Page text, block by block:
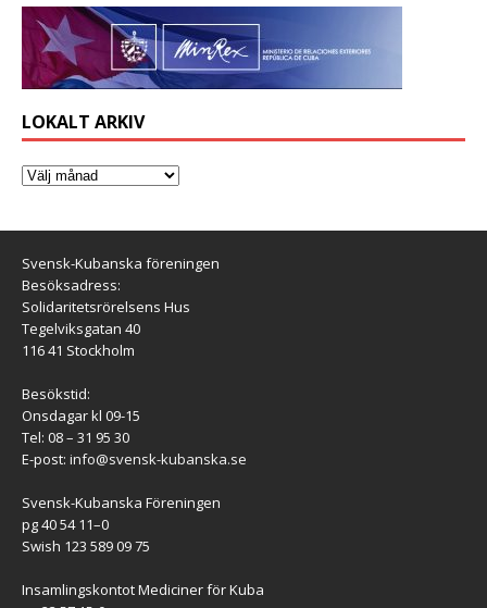
LOKALT ARKIV
Svensk-Kubanska föreningen
Besöksadress:
Solidaritetsrörelsens Hus
Tegelviksgatan 40
116 41 Stockholm
Besökstid:
Onsdagar kl 09-15
Tel: 08 – 31 95 30
E-post: info@svensk-kubanska.se
Svensk-Kubanska Föreningen
pg 40 54 11–0
Swish 123 589 09 75
Insamlingskontot Mediciner för Kuba